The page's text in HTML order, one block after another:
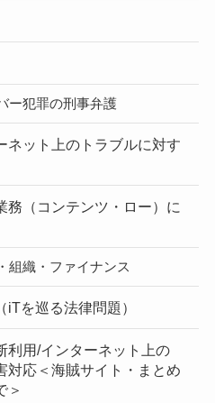
ー犯罪の刑事弁護
ネット上のトラブルに対す
務（コンテンツ・ロー）に
組織・ファイナンス
を巡る法律問題）
利用/インターネット上の
対応＜海賊サイト・まとめ
＞